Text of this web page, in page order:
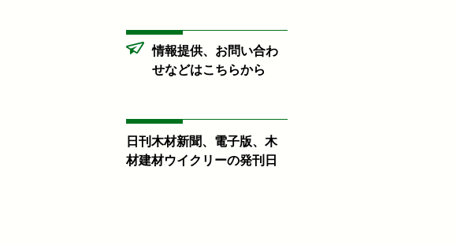
情報提供、お問い合わ
せなどはこちらから
日刊木材新聞、電子版、木
材建材ウイクリーの発刊日